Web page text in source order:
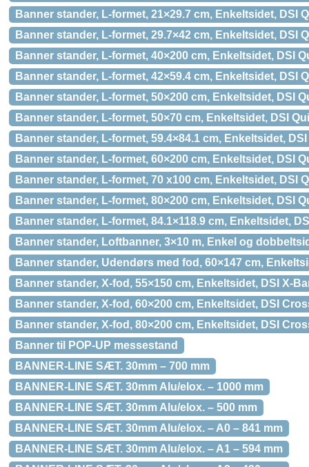
Banner stander, L-formet, 21×29.7 cm, Enkeltsidet, DSI
Banner stander, L-formet, 29.7×42 cm, Enkeltsidet, DSI
Banner stander, L-formet, 40×200 cm, Enkeltsidet, DSI
Banner stander, L-formet, 42×59.4 cm, Enkeltsidet, DSI
Banner stander, L-formet, 50×200 cm, Enkeltsidet, DSI
Banner stander, L-formet, 50×70 cm, Enkeltsidet, DSI
Banner stander, L-formet, 59.4×84.1 cm, Enkeltsidet,
Banner stander, L-formet, 60×200 cm, Enkeltsidet, DSI
Banner stander, L-formet, 70 x100 cm, Enkeltsidet, DSI
Banner stander, L-formet, 80×200 cm, Enkeltsidet, DSI
Banner stander, L-formet, 84.1×118.9 cm, Enkeltsidet,
Banner stander, Loftbanner, 3×10 m, Enkel og
Banner stander, Udendørs med fod, 60×147 cm,
Banner stander, X-fod, 55×150 cm, Enkeltsidet, DSI X-
Banner stander, X-fod, 60×200 cm, Enkeltsidet, DSI
Banner stander, X-fod, 80×200 cm, Enkeltsidet, DSI
Banner til POP-UP messestand
BANNER-LINE SÆT. 30mm – 700 mm
BANNER-LINE SÆT. 30mm Alu/elox. – 1000 mm
BANNER-LINE SÆT. 30mm Alu/elox. – 500 mm
BANNER-LINE SÆT. 30mm Alu/elox. – A0 – 841 mm
BANNER-LINE SÆT. 30mm Alu/elox. – A1 – 594 mm